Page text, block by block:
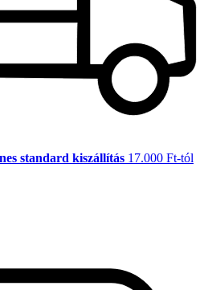
standard kiszállítás 17.000 Ft-tól